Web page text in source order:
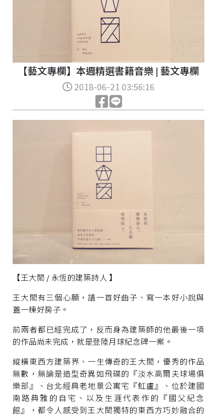
【藝文專欄】本週精選書籍音樂 | 藝文專欄
2018-06-21 03:56:16
【王大閎 / 永恆的建築詩人 】
王大閎有三個心願，譜一首好曲子、寫一本好小說與
蓋一棟好房子。
前兩者都已經完成了，反而身為建築師的他最後一項
的作品尚未完成，就是登陸月球紀念碑一案。
縱橫東西方建築界、一生傳奇的王大閎，優秀的作品
無數，無論是造型奇異如飛碟的『淡水高爾夫球場俱
樂部』、台北經典老地景公寓宅『虹盧』、位於建國
南路典雅的自宅、以及生涯代表作的『國父紀念
館』，都令人感受到王大閎獨特的東西方巧妙融合的